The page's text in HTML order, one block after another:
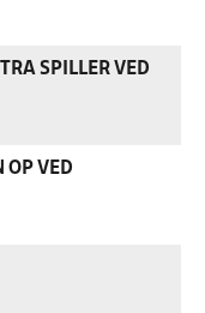
SPILLER VED
OP VED